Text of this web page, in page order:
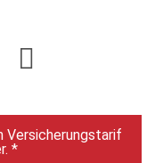
Versicherungstarif
*